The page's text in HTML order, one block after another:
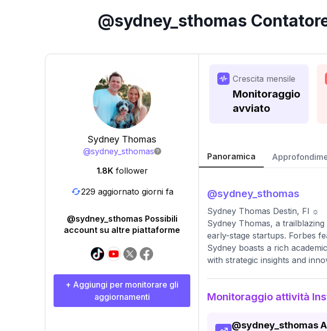
@sydney_sthomas
Sydney Thomas
@sydney_sthomas
1.8K follower
229 aggiornato giorni fa
@sydney_sthomas Possibili
account su altre piattaforme
+ Aggiungi per monitorare gli
aggiornamenti
Crescita mensile
Monitoraggio
avviato
Panoramica
@sydney_sthomas
Sydney Thomas Destin, Fl ☼
Sydney Thomas, a
early-stage startups. Forbes
Sydney boasts a rich
with strategic insights and
Monitoraggio attività
@sydney_sthomas